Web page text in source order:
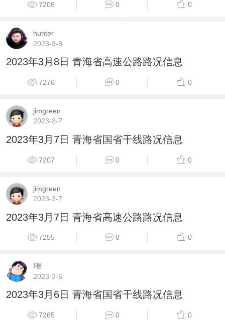
7206 0 0
hunter
2023-3-8
2023年3月8日 青海省高速公路路况信息
7276 0 0
jimgreen
2023-3-7
2023年3月7日 青海省国省干线路况信息
7207 0 0
jimgreen
2023-3-7
2023年3月7日 青海省高速公路路况信息
7255 0 0
I呀
2023-3-6
2023年3月6日 青海省国省干线路况信息
7265 0 0